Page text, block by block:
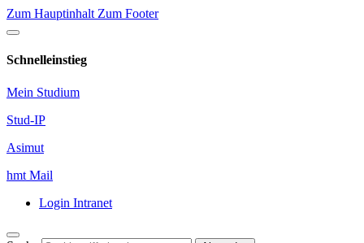
Zum Hauptinhalt Zum Footer
Schnelleinstieg
Mein Studium
Stud-IP
Asimut
hmt Mail
Login Intranet